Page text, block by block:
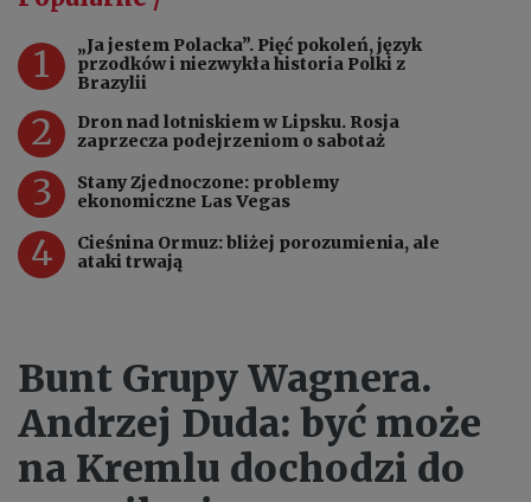
1
„Ja jestem Polacka”. Pięć pokoleń, język
przodków i niezwykła historia Polki z
Brazylii
2
Dron nad lotniskiem w Lipsku. Rosja
zaprzecza podejrzeniom o sabotaż
3
Stany Zjednoczone: problemy
ekonomiczne Las Vegas
4
Cieśnina Ormuz: bliżej porozumienia, ale
ataki trwają
Bunt Grupy Wagnera.
Andrzej Duda: być może
na Kremlu dochodzi do